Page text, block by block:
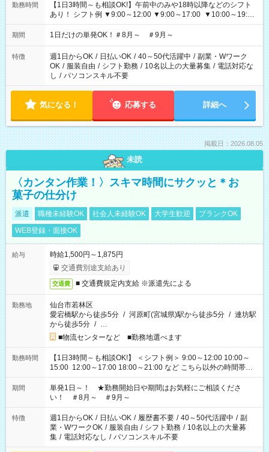
勤務時間
【1日3時間～も相談OK!】午前中のみや18時以降などのシフト
あり！ シフト例 ▼9:00～12:00 ▼9:00～17:00 ▼10:00～19:00
▼18:00～21:00
期間 1日だけの単発OK！＃8月～ ＃9月～
特徴 週1日からOK / 日払いOK / 40～50代活躍中 / 副業・Wワーク
OK / 服装自由 / シフト勤務 / 10名以上の大量募集 / 電話対応な
し / パソコンスキル不要
気になる！ 応募する 詳細へ
掲載日：2026.08.05
未読
〈カンタン作業！〉スキマ時間にサクッと＊お
菓子の仕分け
派遣 職種未経験OK 社会人未経験OK 大学生歓迎
ブランクOK
WEB登録・面接OK
給与
時給1,500円～1,875円
交通費別途支給あり
交通費 ■ 交通費規定内支給 ※派遣先による
勤務地
仙台市若林区
愛宕橋駅から徒歩5分 / 河原町(宮城県)駅から徒歩5分 / 連坊駅
から徒歩5分 / …
■物流センターなど ■勤務地選べます
勤務時間
【1日3時間～も相談OK!】 ＜シフト例＞ 9:00～12:00 10:00～
15:00 12:00～17:00 18:00～21:00 など こちら以外の時間帯も
お気軽にご相談ください！
期間
単発1日～！ ★勤務開始日や期間はお気軽にご相談くださ
い！ ＃8月～ ＃9月～
特徴 週1日からOK / 日払いOK / 履歴書不要 / 40～50代活躍中 / 副
業・WワークOK / 服装自由 / シフト勤務 / 10名以上の大量募
集 / 電話対応なし / パソコンスキル不要